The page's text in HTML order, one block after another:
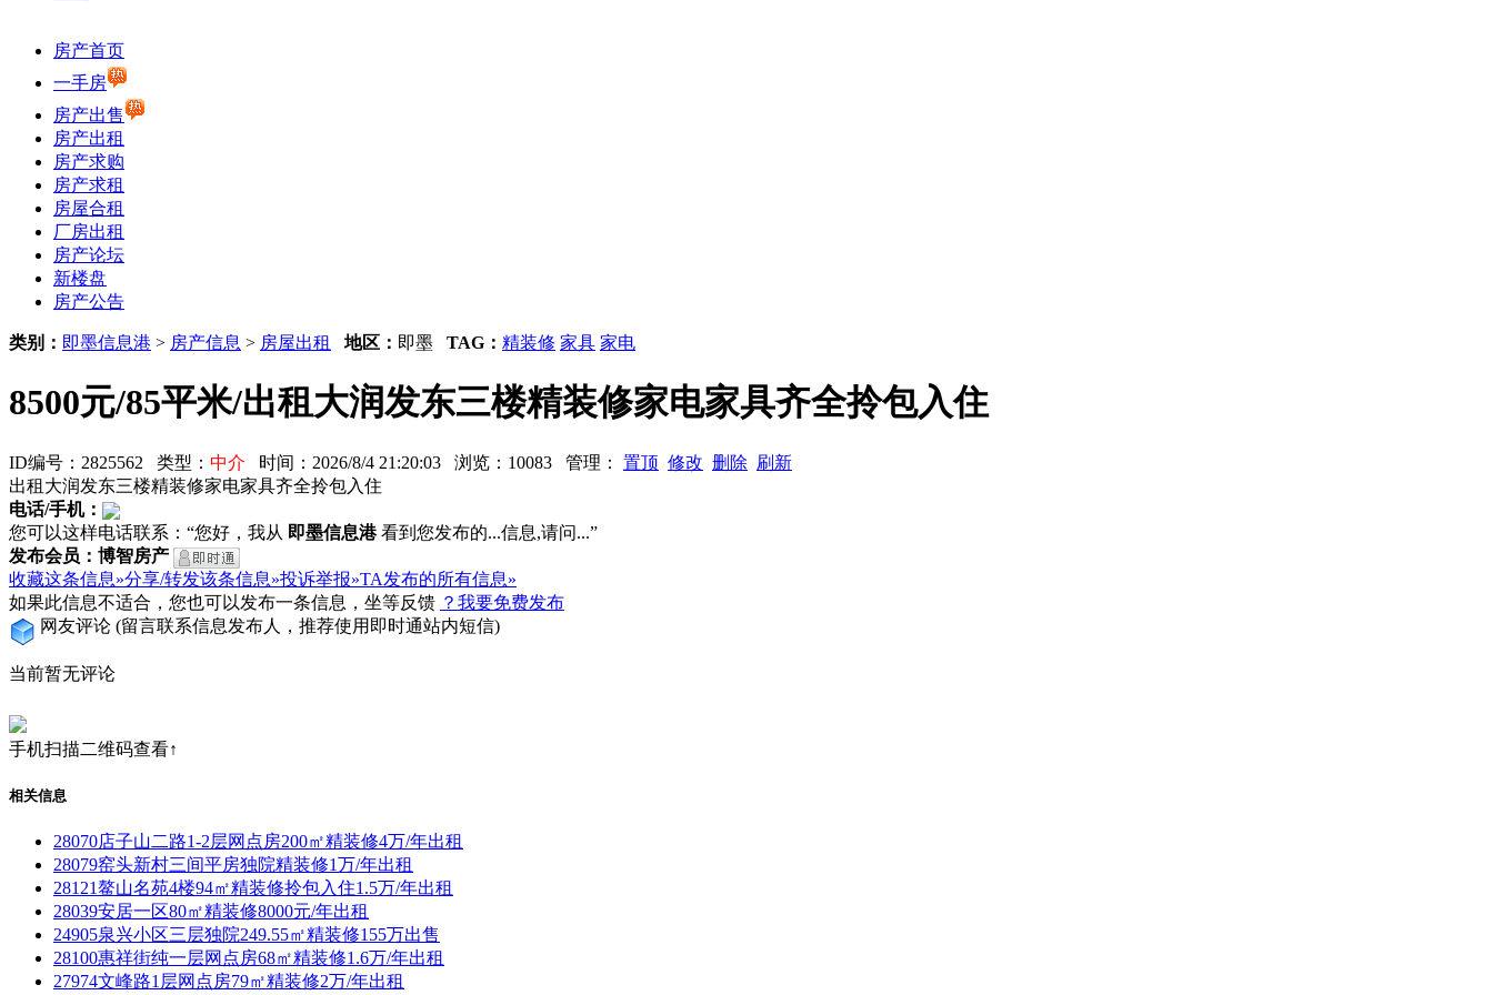
房产首页
一手房
房产出售
房产出租
房产求购
房产求租
房屋合租
厂房出租
房产论坛
新楼盘
房产公告
类别： 即墨信息港 > 房产信息 > 房屋出租 地区： 即墨 TAG： 精装修 家具 家电
8500元/85平米/出租大润发东三楼精装修家电家具齐全拎包入住
ID编号：2825562 类型： 中介 时间：2026/8/4 21:20:03 浏览：10083 管理： 置顶 修改 删除 刷新
出租大润发东三楼精装修家电家具齐全拎包入住
电话/手机：
您可以这样电话联系：“您好，我从 即墨信息港看到您发布的...信息,请问...”
发布会员：博智房产
收藏这条信息»分享/转发该条信息»投诉举报»TA发布的所有信息»
如果此信息不适合，您也可以发布一条信息，坐等反馈 ？我要免费发布
网友评论 (留言联系信息发布人，推荐使用即时通站内短信)
当前暂无评论
手机扫描二维码查看↑
相关信息
28070店子山二路1-2层网点房200㎡精装修4万/年出租
28079窑头新村三间平房独院精装修1万/年出租
28121鳌山名苑4楼94㎡精装修拎包入住1.5万/年出租
28039安居一区80㎡精装修8000元/年出租
24905泉兴小区三层独院249.55㎡精装修155万出售
28100惠祥街纯一层网点房68㎡精装修1.6万/年出租
27974文峰路1层网点房79㎡精装修2万/年出租